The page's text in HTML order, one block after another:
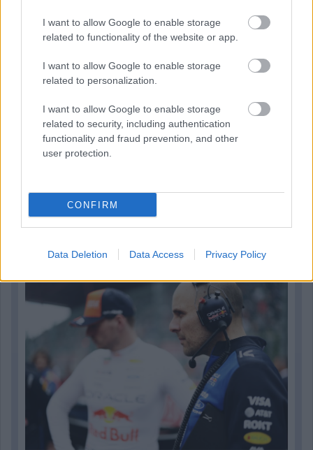
I want to allow Google to enable storage
related to functionality of the website or app.
I want to allow Google to enable storage
related to personalization.
I want to allow Google to enable storage
related to security, including authentication
functionality and fraud prevention, and other
user protection.
CONFIRM
Data Deletion Data Access Privacy Policy
10 órája
Bullhoz?